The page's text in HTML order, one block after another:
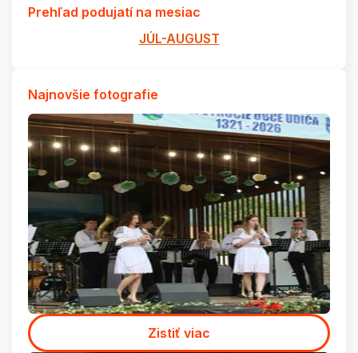
Prehľad podujatí na mesiac
JÚL-AUGUST
Najnovšie fotografie
Zistiť viac